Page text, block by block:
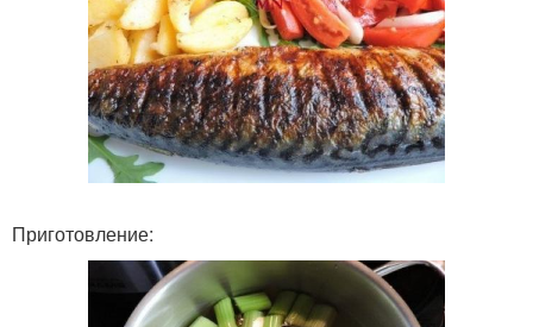
Приготовление: